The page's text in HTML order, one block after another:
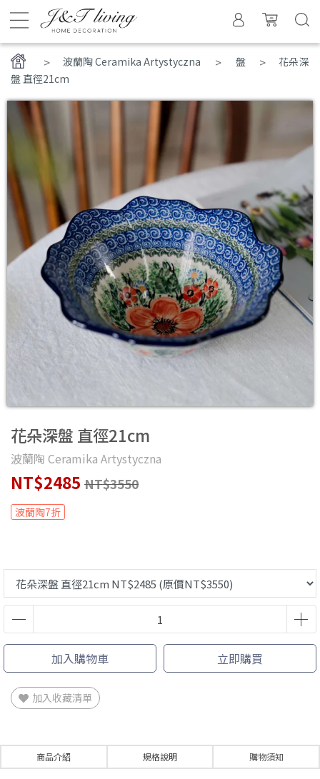
波蘭陶 Ceramika Artystyczna > 盤
花朵深
盤 直徑21cm
花朵深盤 直徑21cm
波蘭陶 Ceramika Artystyczna
NT$2485 NT$3550
波蘭陶7折
加入購物車 立即購買
加入收藏清單
商品介紹 規格說明 購物須知